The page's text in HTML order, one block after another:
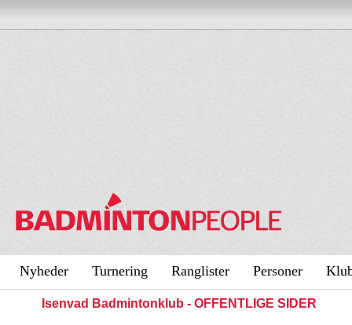
Nyheder Turnering Ranglister Personer
Isenvad Badmintonklub - OFFENTLIGE SIDER